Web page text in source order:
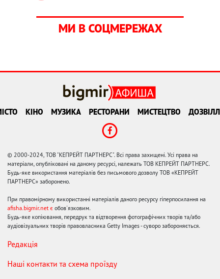
МИ В СОЦМЕРЕЖАХ
КІНО МУЗИКА РЕСТОРАНИ МИСТЕЦТВО
© 2000-2024, ТОВ "КЕПРЕЙТ ПАРТНЕРС". Всі права захищені. Усі права на
матеріали, опубліковані на даному ресурсі, належать ТОВ КЕПРЕЙТ ПАРТНЕРС.
Будь-яке використання матеріалів без письмового дозволу ТОВ «КЕПРЕЙТ
ПАРТНЕРС» заборонено.
При правомірному використанні матеріалів даного ресурсу гіперпосилання на
afisha.bigmir.net є обов'язковим.
Будь-яке копіювання, передрук та відтворення фотографічних творів та/або
аудіовізуальних творів правовласника Getty Images - суворо забороняється.
Редакція
Наші контакти та схема проїзду